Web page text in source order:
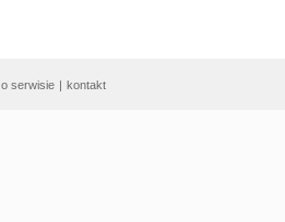
o serwisie | kontakt